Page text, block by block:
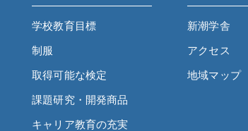
学校教育目標
制服
取得可能な検定
課題研究・開発商品
キャリア教育の充実
新潮学舎
アクセス
地域マップ